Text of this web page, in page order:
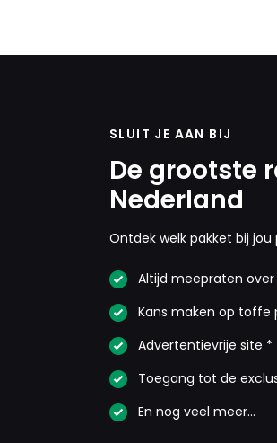
SLUIT JE AAN BIJ
De grootste
Nederland
Ontdek welk pakket bij jou
Altijd meepraten over
Kans maken op toffe
Advertentievrije site *
Toegang tot de
En nog veel meer…